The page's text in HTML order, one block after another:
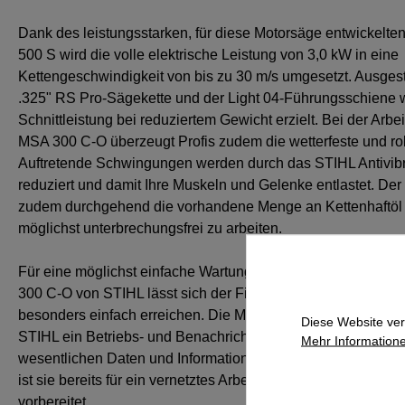
Dank des leistungsstarken, für diese Motorsäge
500 S wird die volle elektrische Leistung von 3,0 kW in eine
Kettengeschwindigkeit von bis zu 30 m/s umgesetzt.
.325" RS Pro-Sägekette und der Light 04-Führungsschiene
Schnittleistung bei reduziertem Gewicht erzielt. Bei der
MSA 300 C-O überzeugt Profis zudem die wetterfeste und
Auftretende Schwingungen werden durch das STIHL
reduziert und damit Ihre Muskeln und Gelenke entlastet.
zudem durchgehend die vorhandene Menge an
möglichst unterbrechungsfrei zu arbeiten.
Für eine möglichst einfache Wartung und Reinigung der
300 C-O von STIHL lässt sich der Filter dank der Service-
besonders einfach erreichen. Die MSA 300 C-O besitzt als
STIHL ein Betriebs- und Benachrichtigungs-Cockpit, über
wesentlichen Daten und Informationen zu Ihrer Säge
ist sie bereits für ein vernetztes Arbeiten dank STIHL Smart
Diese Website
Mehr